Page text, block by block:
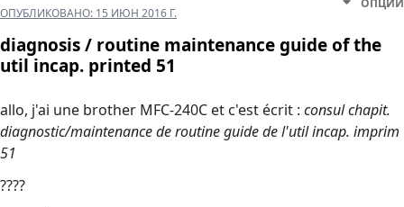
ОПУБЛИКОВАНО: 15 ИЮН 2016 Г.
ОПЦИИ
diagnosis / routine maintenance guide of the
util incap. printed 51
allo, j'ai une brother MFC-240C et c'est écrit : consul chapit.
diagnostic/maintenance de routine guide de l'util incap. imprim
51
????